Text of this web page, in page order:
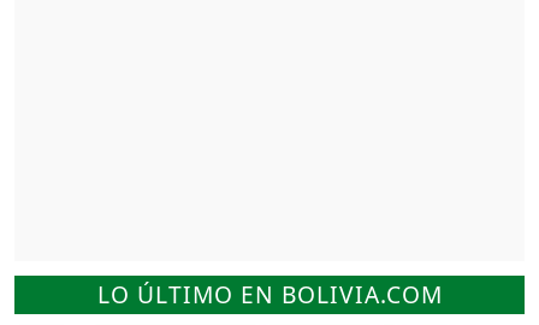
LO ÚLTIMO EN BOLIVIA.COM